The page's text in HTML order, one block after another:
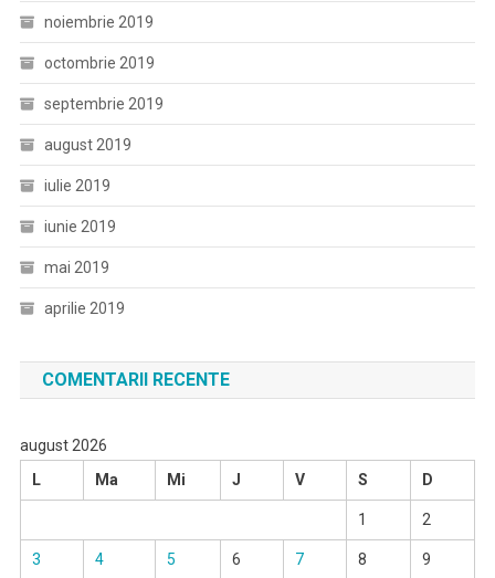
noiembrie 2019
octombrie 2019
septembrie 2019
august 2019
iulie 2019
iunie 2019
mai 2019
aprilie 2019
COMENTARII RECENTE
august 2026
L
Ma Mi J V S D
1 2
3 4 5 6 7 8 9